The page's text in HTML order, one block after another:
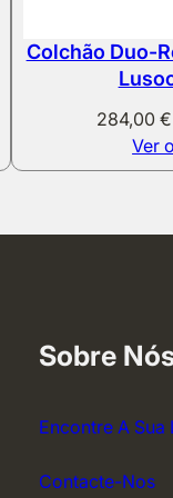
Colchão Duo-
284,00 €
Ver
Sobre
Encontre A Sua
Contacte-Nos